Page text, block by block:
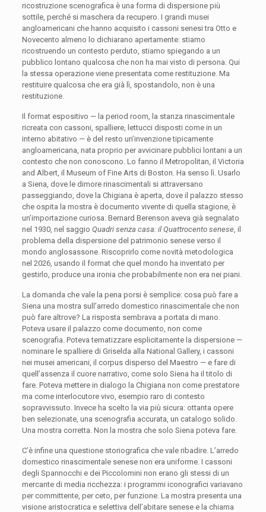
ricostruzione scenografica è una forma di dispersione più
sottile, perché si maschera da recupero. I grandi musei
angloamericani che hanno acquisito i cassoni senesi tra Otto e
Novecento almeno lo dichiarano apertamente: stiamo
ricostruendo un contesto perduto, stiamo spiegando a un
pubblico lontano qualcosa che non ha mai visto di persona. Qui
la stessa operazione viene presentata come restituzione. Ma
restituire qualcosa che era già lì, spostandolo, non è una
restituzione.
Il format espositivo — la period room, la stanza rinascimentale
ricreata con cassoni, spalliere, lettucci disposti come in un
interno abitativo — è del resto un’invenzione tipicamente
angloamericana, nata proprio per avvicinare pubblici lontani a un
contesto che non conoscono. Lo fanno il Metropolitan, il Victoria
and Albert, il Museum of Fine Arts di Boston. Ha senso lì. Usarlo
a Siena, dove le dimore rinascimentali si attraversano
passeggiando, dove la Chigiana è aperta, dove il palazzo stesso
che ospita la mostra è documento vivente di quella stagione, è
un’importazione curiosa. Bernard Berenson aveva già segnalato
nel 1930, nel saggio Quadri senza casa: il Quattrocento senese, il
problema della dispersione del patrimonio senese verso il
mondo anglosassone. Riscoprirlo come novità metodologica
nel 2026, usando il format che quel mondo ha inventato per
gestirlo, produce una ironia che probabilmente non era nei piani.
La domanda che vale la pena porsi è semplice: cosa può fare a
Siena una mostra sull’arredo domestico rinascimentale che non
può fare altrove? La risposta sembrava a portata di mano.
Poteva usare il palazzo come documento, non come
scenografia. Poteva tematizzare esplicitamente la dispersione —
nominare le spalliere di Griselda alla National Gallery, i cassoni
nei musei americani, il corpus disperso del Maestro — e fare di
quell’assenza il cuore narrativo, come solo Siena ha il titolo di
fare. Poteva mettere in dialogo la Chigiana non come prestatore
ma come interlocutore vivo, esempio raro di contesto
sopravvissuto. Invece ha scelto la via più sicura: ottanta opere
ben selezionate, una scenografia accurata, un catalogo solido.
Una mostra corretta. Non la mostra che solo Siena poteva fare.
C’è infine una questione storiografica che vale ribadire. L’arredo
domestico rinascimentale senese non era uniforme. I cassoni
degli Spannocchi e dei Piccolomini non erano gli stessi di un
mercante di media ricchezza: i programmi iconografici variavano
per committente, per ceto, per funzione. La mostra presenta una
visione aristocratica e selettiva dell’abitare senese e la chiama